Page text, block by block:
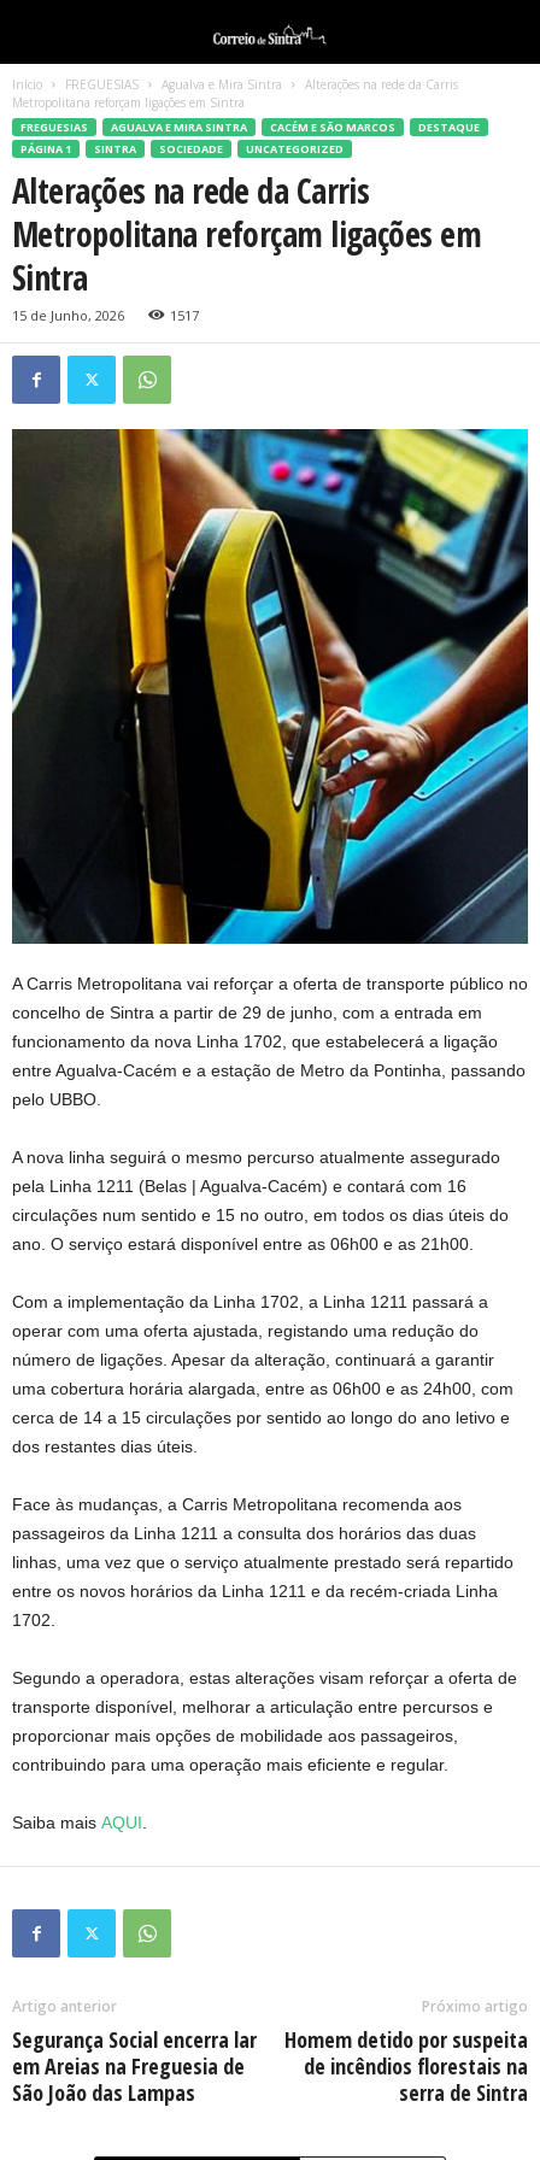
Início FREGUESIAS Agualva e Mira Sintra
Alterações na rede da Carris
Metropolitana reforçam ligações em Sintra
FREGUESIAS AGUALVA E MIRA SINTRA CACÉM E SÃO MARCOS
DESTAQUE
PÁGINA 1
SINTRA SOCIEDADE UNCATEGORIZED
Alterações na rede da Carris
Metropolitana reforçam ligações em
Sintra
15 de Junho, 2026 1517
A Carris Metropolitana vai reforçar a oferta de transporte público no
concelho de Sintra a partir de 29 de junho, com a entrada em
funcionamento da nova Linha 1702, que estabelecerá a ligação
entre Agualva-Cacém e a estação de Metro da Pontinha, passando
pelo UBBO.
A nova linha seguirá o mesmo percurso atualmente assegurado
pela Linha 1211 (Belas | Agualva-Cacém) e contará com 16
circulações num sentido e 15 no outro, em todos os dias úteis do
ano. O serviço estará disponível entre as 06h00 e as 21h00.
Com a implementação da Linha 1702, a Linha 1211 passará a
operar com uma oferta ajustada, registando uma redução do
número de ligações. Apesar da alteração, continuará a garantir
uma cobertura horária alargada, entre as 06h00 e as 24h00, com
cerca de 14 a 15 circulações por sentido ao longo do ano letivo e
dos restantes dias úteis.
Face às mudanças, a Carris Metropolitana recomenda aos
passageiros da Linha 1211 a consulta dos horários das duas
linhas, uma vez que o serviço atualmente prestado será repartido
entre os novos horários da Linha 1211 e da recém-criada Linha
1702.
Segundo a operadora, estas alterações visam reforçar a oferta de
transporte disponível, melhorar a articulação entre percursos e
proporcionar mais opções de mobilidade aos passageiros,
contribuindo para uma operação mais eficiente e regular.
Saiba mais AQUI
Artigo anterior
Segurança Social encerra lar
em Areias na Freguesia de
São João das Lampas
Próximo artigo
Homem detido por suspeita
de incêndios florestais na
serra de Sintra